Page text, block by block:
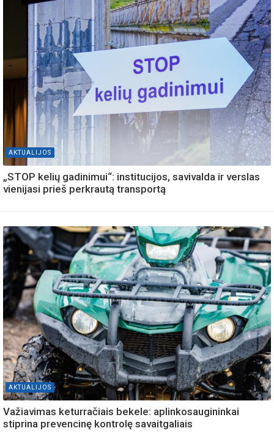
AKTUALIJOS
„STOP kelių gadinimui“: institucijos, savivalda ir verslas
vienijasi prieš perkrautą transportą
AKTUALIJOS
Važiavimas keturračiais bekele: aplinkosaugininkai
stiprina prevencinę kontrolę savaitgaliais